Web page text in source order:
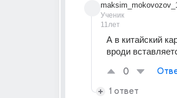
Ученик
11лет
А в китайский
вроди
0
1 ответ